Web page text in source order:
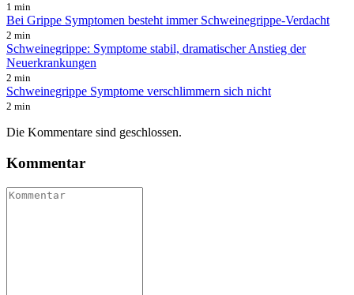
1 min
Bei Grippe Symptomen besteht immer Schweinegrippe-Verdacht
2 min
Schweinegrippe: Symptome stabil, dramatischer Anstieg der
Neuerkrankungen
2 min
Schweinegrippe Symptome verschlimmern sich nicht
2 min
Die Kommentare sind geschlossen.
Kommentar